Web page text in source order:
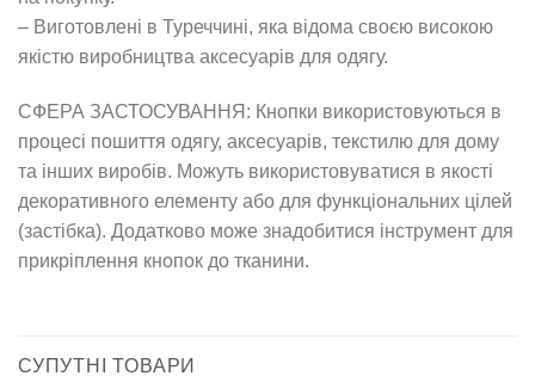
– Виготовлені в Туреччині, яка відома своєю високою
якістю виробництва аксесуарів для одягу.
СФЕРА ЗАСТОСУВАННЯ: Кнопки використовуються в
процесі пошиття одягу, аксесуарів, текстилю для дому
та інших виробів. Можуть використовуватися в якості
декоративного елементу або для функціональних цілей
(застібка). Додатково може знадобитися інструмент для
прикріплення кнопок до тканини.
СУПУТНІ ТОВАРИ